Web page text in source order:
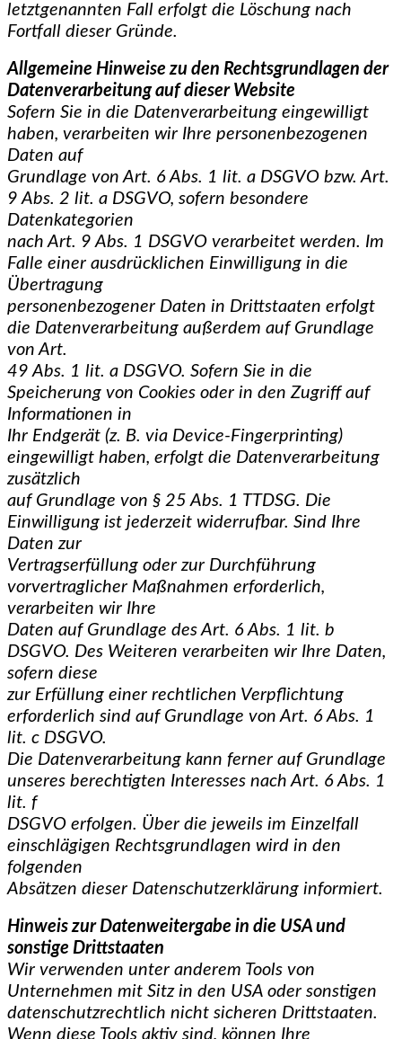
letztgenannten Fall erfolgt die Löschung nach
Fortfall dieser Gründe.
Allgemeine Hinweise zu den Rechtsgrundlagen der
Datenverarbeitung auf dieser Website
Sofern Sie in die Datenverarbeitung eingewilligt
haben, verarbeiten wir Ihre personenbezogenen
Daten auf
Grundlage von Art. 6 Abs. 1 lit. a DSGVO bzw. Art.
9 Abs. 2 lit. a DSGVO, sofern besondere
Datenkategorien
nach Art. 9 Abs. 1 DSGVO verarbeitet werden. Im
Falle einer ausdrücklichen Einwilligung in die
Übertragung
personenbezogener Daten in Drittstaaten erfolgt
die Datenverarbeitung außerdem auf Grundlage
von Art.
49 Abs. 1 lit. a DSGVO. Sofern Sie in die
Speicherung von Cookies oder in den Zugriff auf
Informationen in
Ihr Endgerät (z. B. via Device-Fingerprinting)
eingewilligt haben, erfolgt die Datenverarbeitung
zusätzlich
auf Grundlage von § 25 Abs. 1 TTDSG. Die
Einwilligung ist jederzeit widerrufbar. Sind Ihre
Daten zur
Vertragserfüllung oder zur Durchführung
vorvertraglicher Maßnahmen erforderlich,
verarbeiten wir Ihre
Daten auf Grundlage des Art. 6 Abs. 1 lit. b
DSGVO. Des Weiteren verarbeiten wir Ihre Daten,
sofern diese
zur Erfüllung einer rechtlichen Verpflichtung
erforderlich sind auf Grundlage von Art. 6 Abs. 1
lit. c DSGVO.
Die Datenverarbeitung kann ferner auf Grundlage
unseres berechtigten Interesses nach Art. 6 Abs. 1
lit. f
DSGVO erfolgen. Über die jeweils im Einzelfall
einschlägigen Rechtsgrundlagen wird in den
folgenden
Absätzen dieser Datenschutzerklärung informiert.
Hinweis zur Datenweitergabe in die USA und
sonstige Drittstaaten
Wir verwenden unter anderem Tools von
Unternehmen mit Sitz in den USA oder sonstigen
datenschutzrechtlich nicht sicheren Drittstaaten.
Wenn diese Tools aktiv sind, können Ihre